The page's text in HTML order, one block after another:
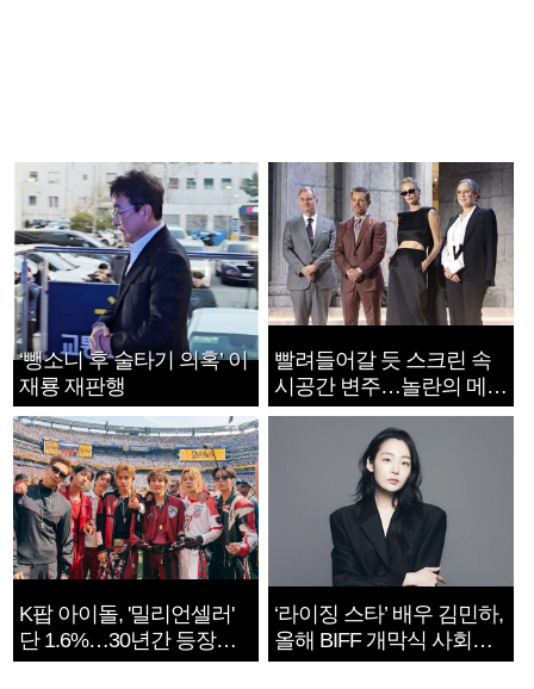
‘뺑소니 후 술타기 의혹’ 이
재룡 재판행
빨려들어갈 듯 스크린 속
시공간 변주…놀란의 메시
지는 ‘전쟁 속죄’
K팝 아이돌, '밀리언셀러'
단 1.6%…30년간 등장
1182개팀 전수조사
‘라이징 스타’ 배우 김민하,
올해 BIFF 개막식 사회자
확정